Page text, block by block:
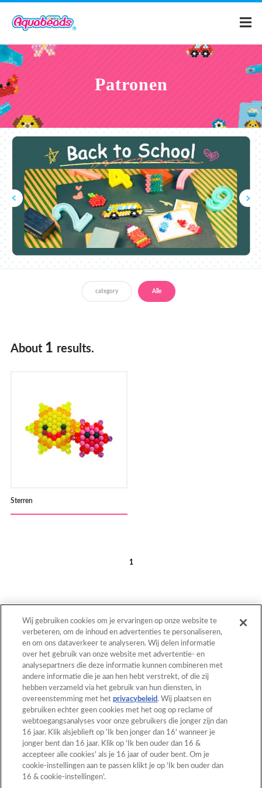
Wat is Aquabeads?
Video's
Voor ouders
Patronen
category Alle
About 1 results.
Sterren
1
Terug naar boven
Home Catalogus
Patronen Wat is Aquabeads?
Video's Voor ouders
Wij gebruiken cookies om je ervaringen op onze website te
verbeteren, om de inhoud en advertenties te personaliseren,
en om ons dataverkeer te analyseren. Wij delen informatie
over het gebruik van onze website met advertentie- en
analysepartners die deze informatie kunnen combineren met
andere informatie die je aan hen hebt verstrekt, of die zij
hebben verzameld via het gebruik van hun diensten, in
overeenstemming met hetprivacybeleid. Wij plaatsen en
gebruiken echter geen cookies met het oog op reclame of
webtoegangsanalyses voor onze gebruikers die jonger zijn dan
16 jaar. Klik alsjeblieft op 'Ik ben jonger dan 16' wanneer je
jonger bent dan 16 jaar. Klik op 'Ik ben ouder dan 16 &
accepteer alle cookies' als je 16 jaar of ouder bent. Om je
cookie-instellingen aan te passen klikt je op 'Ik ben ouder dan
16 & cookie-instellingen'.